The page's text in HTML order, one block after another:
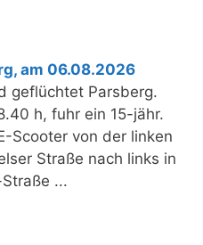
am 06.08.2026
geflüchtet Parsberg.
h, fuhr ein 15-jähr.
Scooter von der linken
Straße nach links in
...